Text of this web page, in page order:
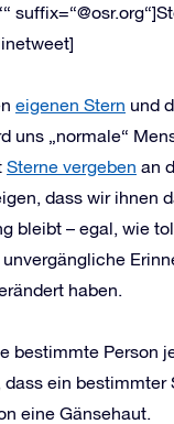
eigenen Stern und
uns „normale“
Sterne vergeben an
dass wir ihnen
bleibt – egal, wie
haben.
bestimmte Person
ein
eine Gänsehaut.